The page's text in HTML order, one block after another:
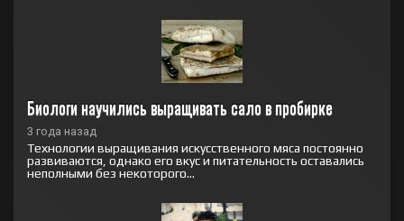
Биологи научились выращивать сало в пробирке
3 года назад
Технологии выращивания искусственного мяса постоянно
развиваются, однако его вкус и питательность оставались
неполными без некоторого...